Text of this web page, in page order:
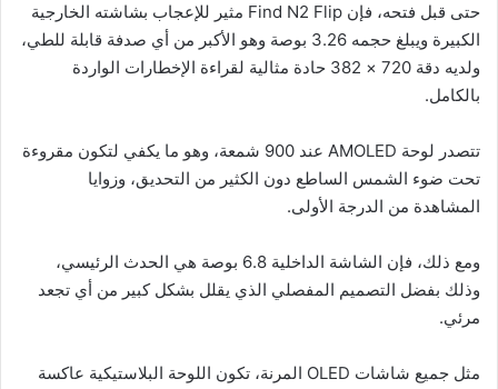
حتى قبل فتحه، فإن Find N2 Flip مثير للإعجاب بشاشته الخارجية
الكبيرة ويبلغ حجمه 3.26 بوصة وهو الأكبر من أي صدفة قابلة للطي،
ولديه دقة 720 × 382 حادة مثالية لقراءة الإخطارات الواردة
بالكامل.
تتصدر لوحة AMOLED عند 900 شمعة، وهو ما يكفي لتكون مقروءة
تحت ضوء الشمس الساطع دون الكثير من التحديق، وزوايا
المشاهدة من الدرجة الأولى.
ومع ذلك، فإن الشاشة الداخلية 6.8 بوصة هي الحدث الرئيسي،
وذلك بفضل التصميم المفصلي الذي يقلل بشكل كبير من أي تجعد
مرئي.
مثل جميع شاشات OLED المرنة، تكون اللوحة البلاستيكية عاكسة